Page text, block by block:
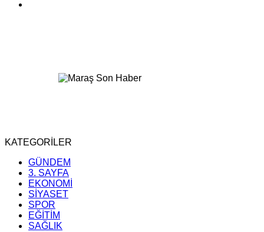
KATEGORİLER
GÜNDEM
3. SAYFA
EKONOMİ
SİYASET
SPOR
EĞİTİM
SAĞLIK